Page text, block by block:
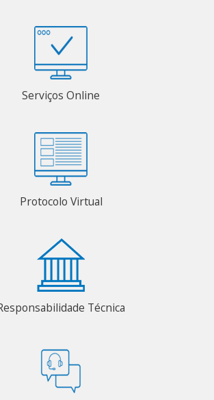
Serviços Online
Protocolo Virtual
Técnica